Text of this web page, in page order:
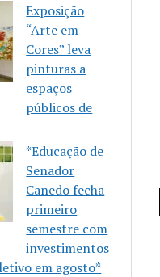
Exposição
“Arte em
Cores” leva
pinturas a
espaços
públicos de
*Educação de
Senador
Canedo fecha
primeiro
semestre com
investimentos
em agosto*
Senador Canedo anuncia
vagas para aulas gratuitas
de Karatê